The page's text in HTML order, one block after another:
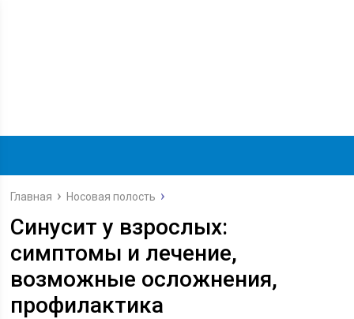
Главная Носовая полость
Синусит у взрослых:
симптомы и лечение,
возможные осложнения,
профилактика